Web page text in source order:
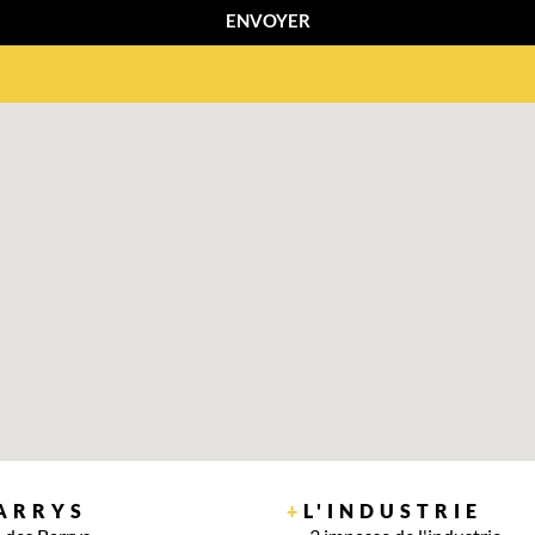
ENVOYER
+ L'INDUSTRIE